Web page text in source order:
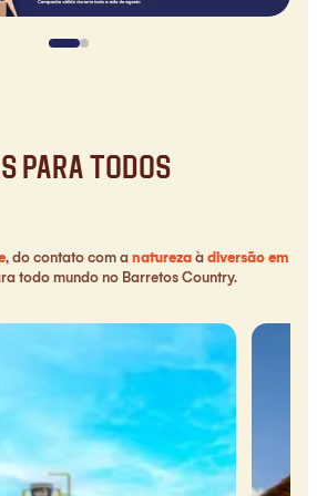
para todos
, do contato com a natureza à diversão em
todo mundo no Barretos Country.